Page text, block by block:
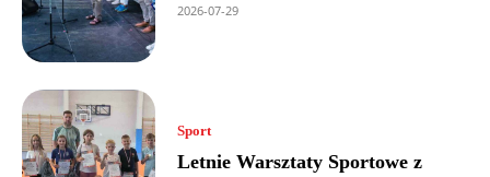
2026-07-29
Sport
Letnie Warsztaty Sportowe z